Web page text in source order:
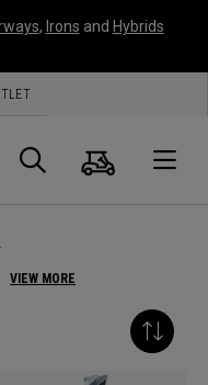
, Irons and Hybrids
Suche
VIEW MORE